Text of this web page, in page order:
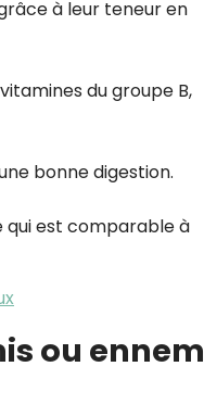
à leur teneur en
du groupe B,
bonne digestion.
qui est comparable à
ou